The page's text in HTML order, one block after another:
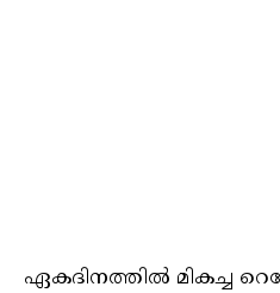
ഏകദിനത്തില്‍ മികച്ച